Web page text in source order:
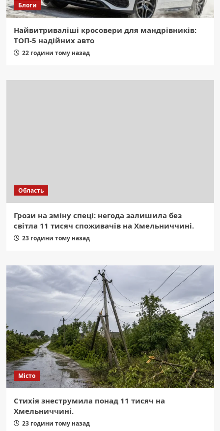
Блоги
Найвитриваліші кросовери для мандрівників:
ТОП-5 надійних авто
22 години тому назад
Область
Грози на зміну спеці: негода залишила без
світла 11 тисяч споживачів на Хмельниччині.
23 години тому назад
Місто
Стихія знеструмила понад 11 тисяч на
Хмельниччині.
23 години тому назад